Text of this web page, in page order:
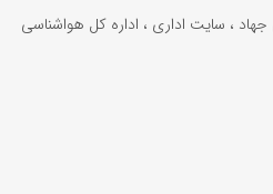
، سایت اداری ، اداره کل هواشناسی